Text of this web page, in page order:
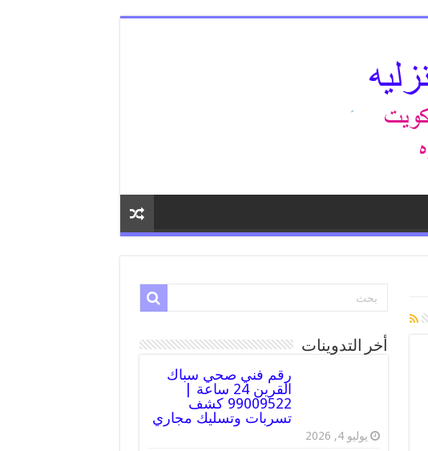
أخر التدوينات
رقم فني صحي سباك
القرين 24 ساعة |
99009522 كشف
تسربات وتسليك مجاري
يوليو 4, 2026